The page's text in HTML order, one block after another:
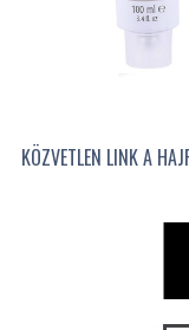
KÖZVETLEN LINK A